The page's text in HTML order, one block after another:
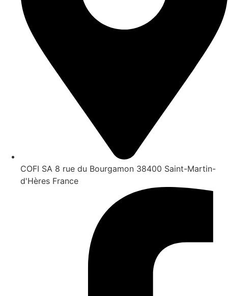
COFI SA 8 rue du Bourgamon 38400 Saint-Martin-
d'Hères France